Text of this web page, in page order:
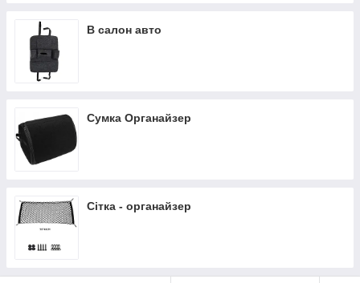
В салон авто
Сумка Органайзер
Сітка - органайзер